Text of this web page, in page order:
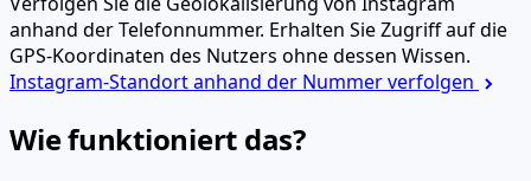
anhand der Telefonnummer. Erhalten Sie Zugriff auf die
GPS-Koordinaten des Nutzers ohne dessen Wissen.
Instagram-Standort anhand der Nummer verfolgen
Wie funktioniert das?